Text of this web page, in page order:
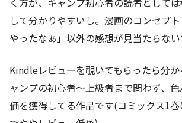
して分かりやすいし。漫画のコンセプ
やったなぁ」以外の感想が見当たらない
Kindleレビューを覗いてもらったら分
ャンプの初心者～上級者まで問わず、
価を獲得してる作品です(コミックス1